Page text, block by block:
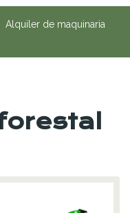
Alquiler de maquinaria